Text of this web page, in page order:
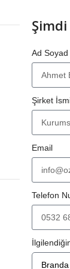
Ad Soyad
Şirket
Email
Telefon